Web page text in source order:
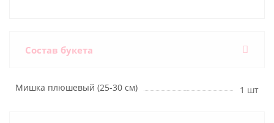
Состав букета
Мишка плюшевый (25-30 см) 1 шт